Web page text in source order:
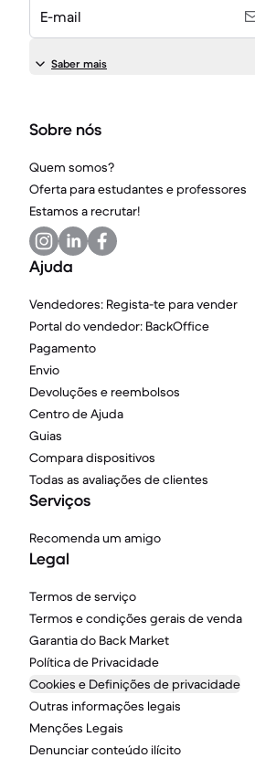
E-mail
Saber mais
Sobre nós
Quem somos?
Oferta para estudantes e professores
Estamos a recrutar!
Ajuda
Vendedores: Regista-te para vender
Portal do vendedor: BackOffice
Pagamento
Envio
Devoluções e reembolsos
Centro de Ajuda
Guias
Compara dispositivos
Todas as avaliações de clientes
Serviços
Recomenda um amigo
Legal
Termos de serviço
Termos e condições gerais de venda
Garantia do Back Market
Política de Privacidade
Cookies e Definições de privacidade
Outras informações legais
Menções Legais
Denunciar conteúdo ilícito